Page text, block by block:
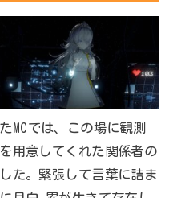
MCでは、この場に観測
用意してくれた関係者の
た。緊張して言葉に詰ま